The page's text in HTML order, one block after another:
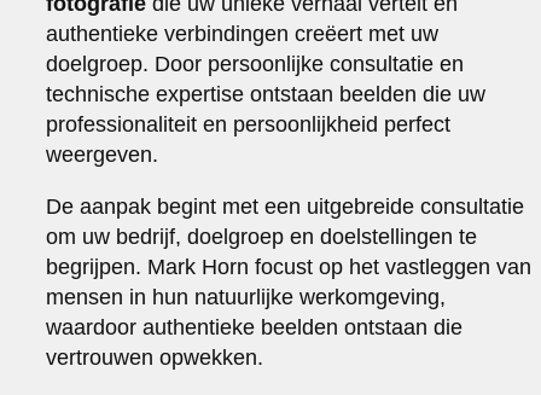
authentieke verbindingen creëert met uw
doelgroep. Door persoonlijke consultatie en
technische expertise ontstaan beelden die uw
professionaliteit en persoonlijkheid perfect
weergeven.
De aanpak begint met een uitgebreide consultatie
om uw bedrijf, doelgroep en doelstellingen te
begrijpen. Mark Horn focust op het vastleggen van
mensen in hun natuurlijke werkomgeving,
waardoor authentieke beelden ontstaan die
vertrouwen opwekken.